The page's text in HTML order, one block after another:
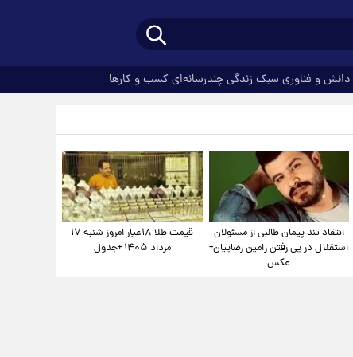
دانش و فناوری سبک زندگیچندرسانه‌ای کسب و کارها
انتقاد تند پیمان طالبی از مسئولان
استقلال در پی رفتن رامین رضاییان+
عکس
قیمت طلا ۱۸عیار امروز شنبه ۱۷
مرداد ۱۴۰۵ +جدول